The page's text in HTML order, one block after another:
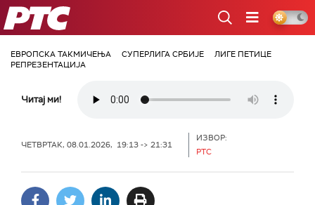
РТС
ЕВРОПСКА ТАКМИЧЕЊА СУПЕРЛИГА СРБИЈЕ
ЛИГЕ ПЕТИЦЕ
РЕПРЕЗЕНТАЦИЈА
Читај ми!
ЧЕТВРТАК, 08.01.2026, 19:13 -> 21:31
ИЗВОР:
РТС